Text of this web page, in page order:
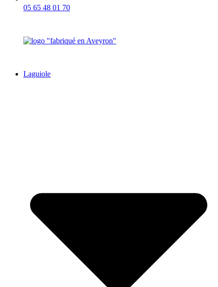
05 65 48 01 70
Laguiole